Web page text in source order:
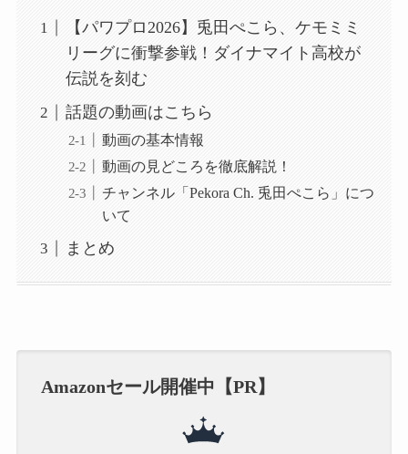
【パワプロ2026】兎田ぺこら、ケモミミ
リーグに衝撃参戦！ダイナマイト高校が
伝説を刻む
話題の動画はこちら
動画の基本情報
動画の見どころを徹底解説！
チャンネル「Pekora Ch. 兎田ぺこら」につ
いて
まとめ
Amazonセール開催中【PR】